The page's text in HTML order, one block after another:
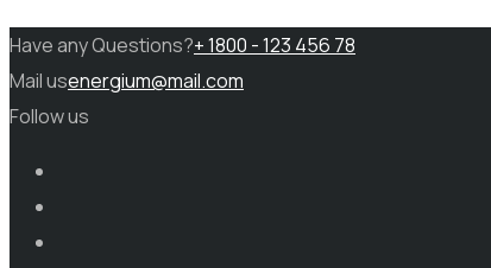
Have any Questions?+ 1800 - 123 456 78
Mail usenergium@mail.com
Follow us